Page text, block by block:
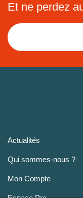
Et ne perdez
Actualités
Qui sommes-nous ?
Mon Compte